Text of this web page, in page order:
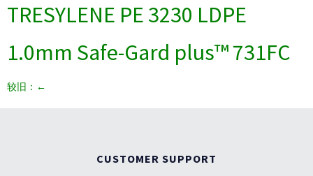
TRESYLENE PE 3230 LDPE
1.0mm Safe-Gard plus™ 731FC
较旧： ←
CUSTOMER SUPPORT